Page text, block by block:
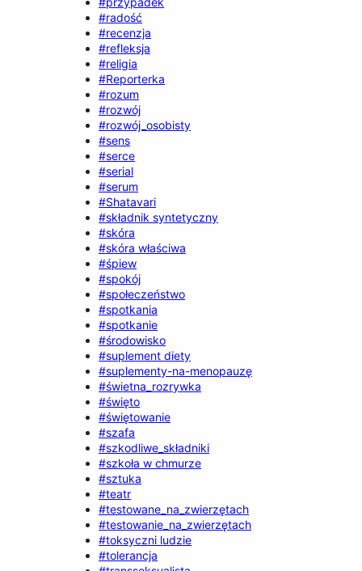
#radość
#recenzja
#refleksja
#religia
#Reporterka
#rozum
#rozwój
#rozwój_osobisty
#sens
#serce
#serial
#serum
#Shatavari
#składnik syntetyczny
#skóra
#skóra właściwa
#śpiew
#spokój
#społeczeństwo
#spotkania
#spotkanie
#środowisko
#suplement diety
#suplementy-na-menopauzę
#świetna_rozrywka
#święto
#świętowanie
#szafa
#szkodliwe_składniki
#szkoła w chmurze
#sztuka
#teatr
#testowane_na_zwierzętach
#testowanie_na_zwierzętach
#toksyczni ludzie
#tolerancja